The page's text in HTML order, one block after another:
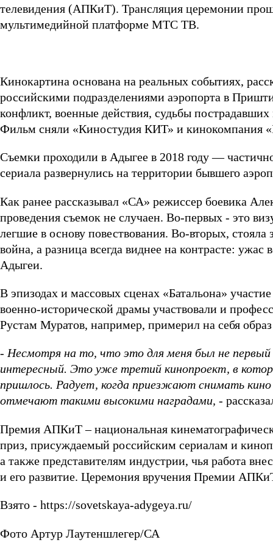
телевидения (АПКиТ). Трансляция церемонии
мультимедийной платформе МТС ТВ.
Кинокартина основана на реальных событиях,
российскими подразделениями аэропорта в
конфликт, военные действия, судьбы
Фильм сняли «Киностудия КИТ» и кинокомпания
Съемки проходили в Адыгее в 2018 году —
сериала развернулись на территории бывшего
Как ранее рассказывал «СА» режиссер боевика
проведения съемок не случаен. Во-первых - это
легшие в основу повествования. Во-вторых,
война, а разница всегда виднее на контрасте:
Адыгеи.
В эпизодах и массовых сценах «Батальона»
военно-исторической драмы участвовали и
Рустам Муратов, например, примерил на себя образ
- Несмотря на то, что это для меня был не
интересный. Это уже третий кинопроект, в
пришлось. Радует, когда приезжают снимать
отмечают такими высокими наградами, -
Премия АПКиТ – национальная
приз, присуждаемый российским сериалам и
а также представителям индустрии, чья работа
и его развитие. Церемония вручения Премии
Взято - https://sovetskaya-adygeya.ru/
Фото Артур Лаутеншлегер/СА